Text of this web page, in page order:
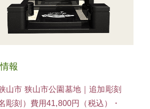
報
山市 狭山市公園墓地｜追加彫刻
彫刻）費用41,800円（税込）・